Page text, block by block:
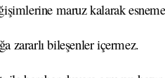
maruz kalarak
zararlı bileşenler içermez.